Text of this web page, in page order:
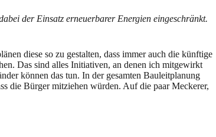
der Einsatz erneuerbarer Energien eingeschränkt.
diese so zu gestalten, dass immer auch die künftige
Das sind alles Initiativen, an denen ich mitgewirkt
können das tun. In der gesamten Bauleitplanung
die Bürger mitziehen würden. Auf die paar Meckerer,